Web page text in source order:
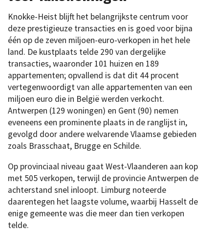
Knokke-Heist blijft het belangrijkste centrum voor
deze prestigieuze transacties en is goed voor bijna
één op de zeven miljoen-euro-verkopen in het hele
land. De kustplaats telde 290 van dergelijke
transacties, waaronder 101 huizen en 189
appartementen; opvallend is dat dit 44 procent
vertegenwoordigt van alle appartementen van een
miljoen euro die in België werden verkocht.
Antwerpen (129 woningen) en Gent (90) nemen
eveneens een prominente plaats in de ranglijst in,
gevolgd door andere welvarende Vlaamse gebieden
zoals Brasschaat, Brugge en Schilde.
Op provinciaal niveau gaat West-Vlaanderen aan kop
met 505 verkopen, terwijl de provincie Antwerpen de
achterstand snel inloopt. Limburg noteerde
daarentegen het laagste volume, waarbij Hasselt de
enige gemeente was die meer dan tien verkopen
telde.